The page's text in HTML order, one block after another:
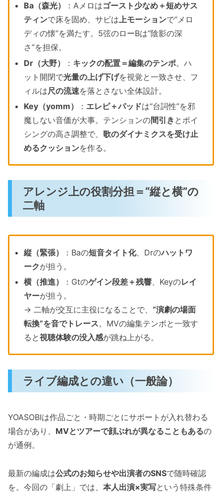
Ba（森光） ：Aメロはゴースト少なめ＋短めサス
ティンで床を固め、サビは上モーションで“メロ
ディの懐”を満たす。5弦のローBは“陰影の深
さ”を担保。
Dr（大野）
： キックの配置＝編集のテンポ。ハ
ット開閉で光量の上げ下げを視覚と一致させ、フ
ィルは尺の流速を落とさない全体設計。
Key（yomm）
： エレピ＋パッドは“台詞性”を邪
魔しない音価が大事。テンションの間引き とボイ
シングの高さ調整で、歌のダイナミクスを受け止
めるクッションを作る。
アレンジ上の役割分担＝“縦と横”の
二軸
縦（緊張） ：Baの短音タイト化、Drのハットワ
ークが担う。
横（推進）
：Gtのゲイン段差＋残響、Keyのレイ
ヤーが担う。
→ 二軸が交互に主役になることで、 “演劇の場面
転換”を音でトレース。MVの編集テンポと一致す
ると視聴体験の没入感が跳ね上がる。
ライブ編成との違い（一般論）
YOASOBIは作品ごと・時期ごとにサポートが入れ替わる
場合があり、 MVとツアーで顔ぶれが異なることもあるの
が通例。
最新の編成は公式のお知らせや出演者のSNSで随時確認
を。今回の「劇上」では、 本人出演×実写という特殊条件